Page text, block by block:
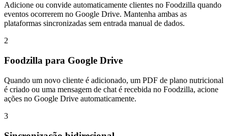
Adicione ou convide automaticamente clientes no Foodzilla quando
eventos ocorrerem no Google Drive. Mantenha ambas as
plataformas sincronizadas sem entrada manual de dados.
2
Foodzilla para Google Drive
Quando um novo cliente é adicionado, um PDF de plano nutricional
é criado ou uma mensagem de chat é recebida no Foodzilla, acione
ações no Google Drive automaticamente.
3